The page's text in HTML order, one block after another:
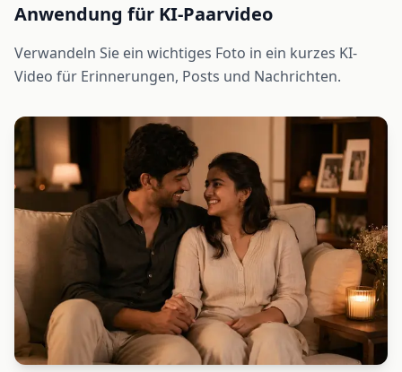
Anwendung für KI-Paarvideo
Verwandeln Sie ein wichtiges Foto in ein kurzes KI-
Video für Erinnerungen, Posts und Nachrichten.